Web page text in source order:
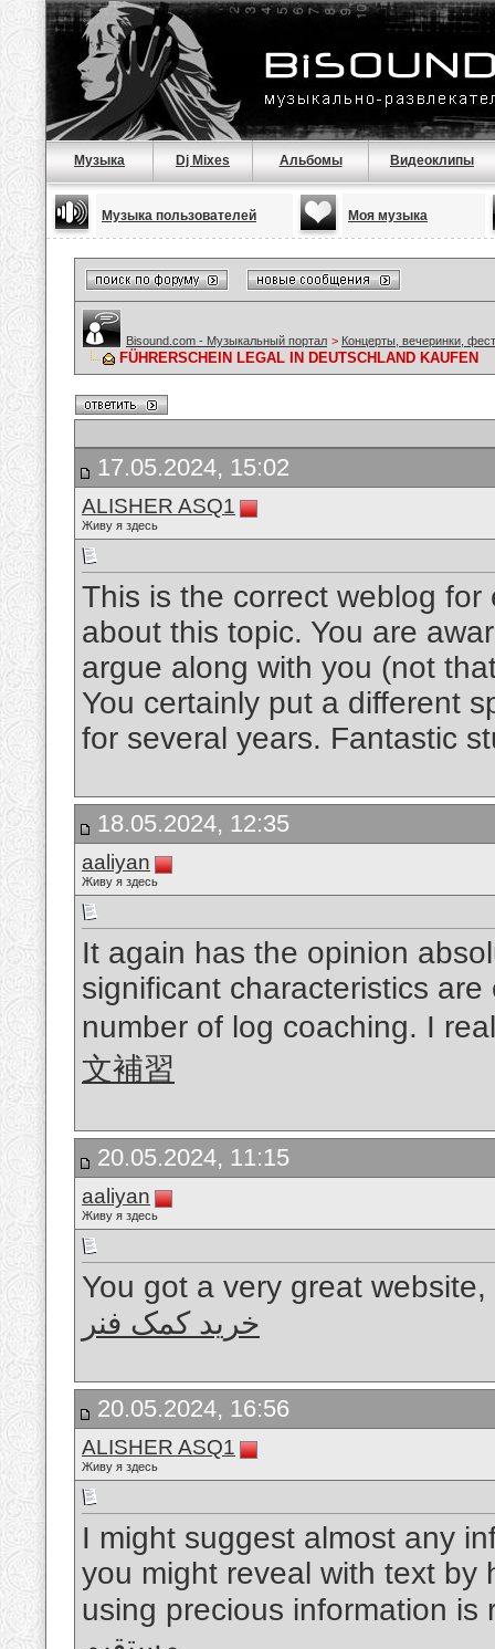
Музыка Dj Mixes Альбомы Видеоклипы
Музыка пользователей Моя музыка
Bisound.com - Музыкальный портал > Концерты, вечеринки,
FÜHRERSCHEIN LEGAL IN DEUTSCHLAND KAUFEN
17.05.2024, 15:02
ALISHER ASQ1
Живу я здесь
This is the correct weblog
about this topic. You are
argue along with you (not
You certainly put a different
for several years. Fantastic
18.05.2024, 12:35
aaliyan
Живу я здесь
It again has the opinion
significant characteristics
number of log coaching. I
文補習
20.05.2024, 11:15
aaliyan
Живу я здесь
You got a very great
خرید کمک فنر
20.05.2024, 16:56
ALISHER ASQ1
Живу я здесь
I might suggest almost any
you might reveal with text by
using precious information